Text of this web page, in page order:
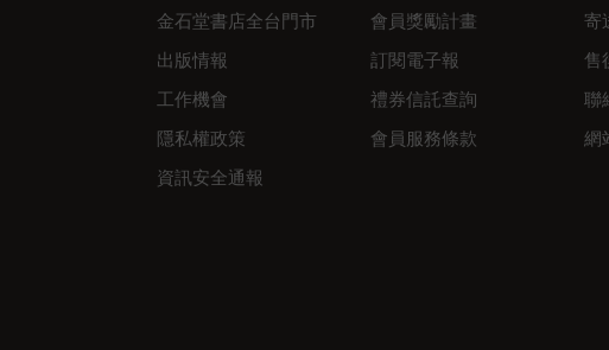
金石堂書店全台門市
出版情報
工作機會
隱私權政策
資訊安全通報
會員獎勵計畫
訂閱電子報
禮券信託查詢
會員服務條款
寄
售
聯
網